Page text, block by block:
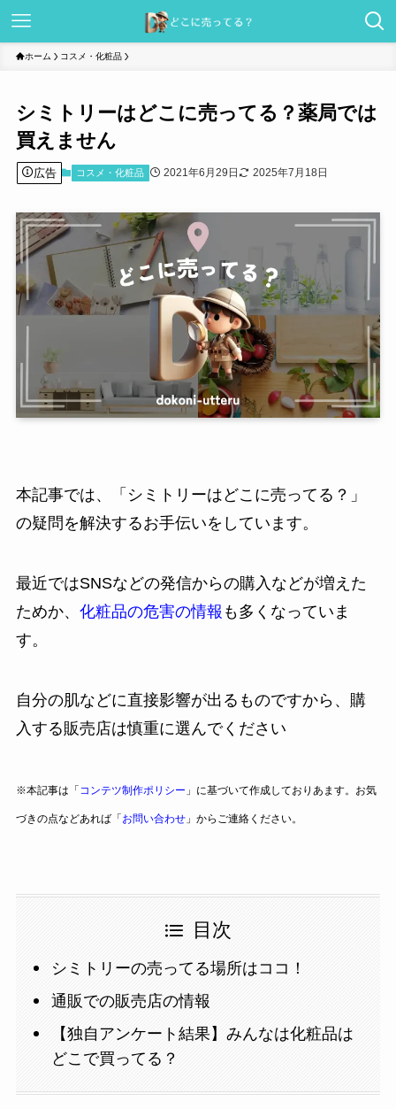
ホーム コスメ・化粧品
シミトリーはどこに売ってる？薬局では
買えません
広告 コスメ・化粧品 2021年6月29日 2025年7月18日
本記事では、「シミトリーはどこに売ってる？」
の疑問を解決するお手伝いをしています。
最近ではSNSなどの発信からの購入などが増えた
ためか、 化粧品の危害の情報 も多くなっていま
す。
自分の肌などに直接影響が出るものですから、購
入する販売店は慎重に選んでください
※本記事は「 コンテツ制作ポリシー 」に基づいて作成しておりあます。お気
づきの点などあれば「お問い合わせ」からご連絡ください。
目次
シミトリーの売ってる場所はココ！
通販での販売店の情報
【独自アンケート結果】みんなは化粧品は
どこで買ってる？